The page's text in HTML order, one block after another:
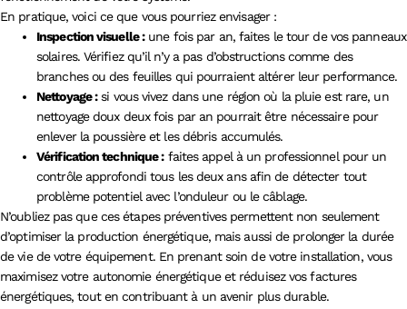
En pratique, voici ce que vous pourriez envisager :
Inspection visuelle :une fois par an, faites le tour de vos panneaux
solaires. Vérifiez qu’il n’y a pas d’obstructions comme des
branches ou des feuilles qui pourraient altérer leur performance.
Nettoyage :si vous vivez dans une région où la pluie est rare, un
nettoyage doux deux fois par an pourrait être nécessaire pour
enlever la poussière et les débris accumulés.
Vérification technique :faites appel à un professionnel pour un
contrôle approfondi tous les deux ans afin de détecter tout
problème potentiel avec l’onduleur ou le câblage.
N’oubliez pas que ces étapes préventives permettent non seulement
d’optimiser la production énergétique, mais aussi de prolonger la durée
de vie de votre équipement. En prenant soin de votre installation, vous
maximisez votre autonomie énergétique et réduisez vos factures
énergétiques, tout en contribuant à un avenir plus durable.